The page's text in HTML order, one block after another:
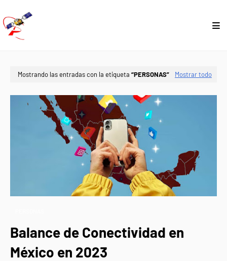
Mostrando las entradas con la etiqueta PERSONAS Mostrar todo
Balance de Conectividad en
México en 2023